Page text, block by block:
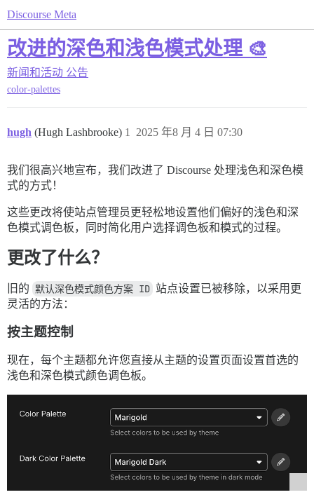
Discourse Meta
改进的深色和浅色模式处理 🎨
新闻和活动 公告
color-palettes
hugh (Hugh Lashbrooke) 2025 年8 月 4 日 07:30
1
我们很高兴地宣布，我们改进了 Discourse 处理浅色和深色模
式的方式！
这些更改将使站点管理员更轻松地设置他们偏好的浅色和深
色模式调色板，同时简化用户选择调色板和模式的过程。
更改了什么？
旧的 默认深色模式颜色方案 ID 站点设置已被移除，以采用更
灵活的方法：
按主题控制
现在，每个主题都允许您直接从主题的设置页面设置首选的
浅色和深色模式颜色调色板。